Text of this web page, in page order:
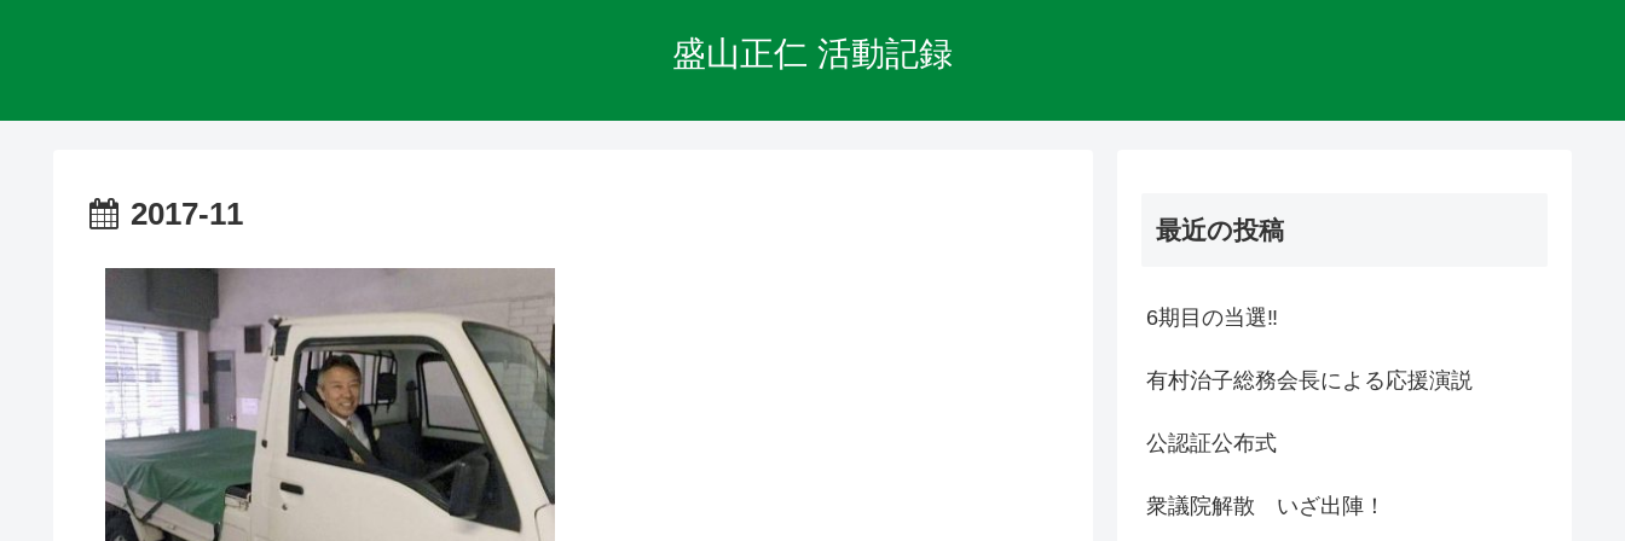
盛山正仁 活動記録
2017-11 最近の投稿
6期目の当選‼
有村治子総務会長による応援演説
公認証公布式
衆議院解散 いざ出陣！